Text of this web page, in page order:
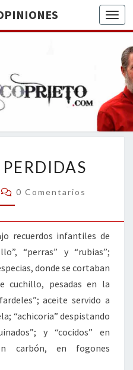
DE
BREVE
RECORRIDO
VITAL Y
ACTUALIDAD
PERDIDAS
Comentarios
0 Comentarios
recuerdos infantiles de
“perras” y “rubias”;
donde se cortaban
cuchillo, pesadas en la
aceite servido a
“achicoria” despistando
y “cocidos” en
carbón, en fogones